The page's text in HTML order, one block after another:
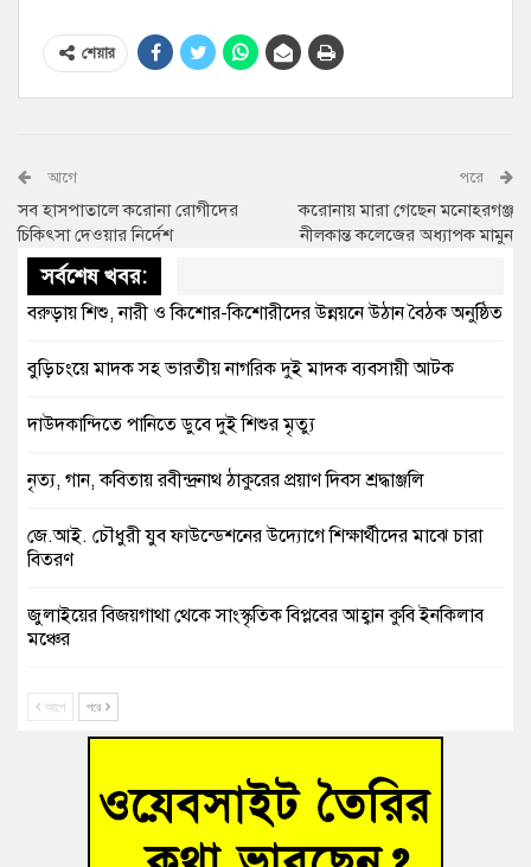
শেয়ার
আগে
সব হাসপাতালে করোনা রোগীদের
চিকিৎসা দেওয়ার নির্দেশ
পরে
করোনায় মারা গেছেন মনোহরগঞ্জ
নীলকান্ত কলেজের অধ্যাপক মামুন
সর্বশেষ খবর:
বরুড়ায় শিশু, নারী ও কিশোর-কিশোরীদের উন্নয়নে উঠান বৈঠক অনুষ্ঠিত
বুড়িচংয়ে মাদক সহ ভারতীয় নাগরিক দুই মাদক ব্যবসায়ী আটক
দাউদকান্দিতে পানিতে ডুবে দুই শিশুর মৃত্যু
নৃত্য, গান, কবিতায় রবীন্দ্রনাথ ঠাকুরের প্রয়াণ দিবস শ্রদ্ধাঞ্জলি
জে.আই. চৌধুরী যুব ফাউন্ডেশনের উদ্যোগে শিক্ষার্থীদের মাঝে চারা
বিতরণ
জুলাইয়ের বিজয়গাথা থেকে সাংস্কৃতিক বিপ্লবের আহ্বান কুবি ইনকিলাব
মঞ্চের
দেবিদ্বারে ভাড়াটিয়ার হাতে গৃহকত্রী খুন, ৯ টুকরো লাশ উদ্ধার
৫ মিনিটের পথ পাড়ি দিতে ২ ঘণ্টা! কুমিল্লার আমতলীতে খানাখন্দে
নিত্যদিনের যানজট
আগে পরে